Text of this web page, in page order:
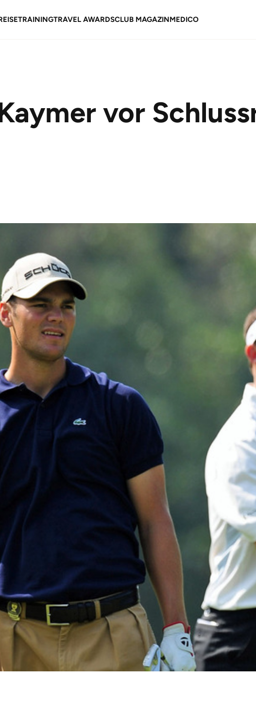
TRAININGTRAVEL AWARDSCLUB MAGAZINMEDICO
vor